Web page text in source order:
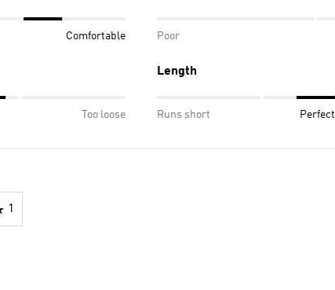
Comfortable Poor
Too loose
Length
Runs short Perfect
1